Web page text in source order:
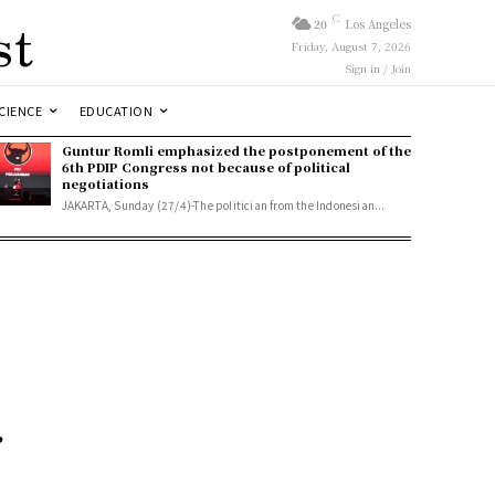
20 C Los Angeles
Friday, August 7, 2026
Sign in / Join
EDUCATION
Guntur Romli emphasized the postponement of the
6th PDIP Congress not because of political
negotiations
JAKARTA, Sunday (27/4)-The politician from the Indonesian...